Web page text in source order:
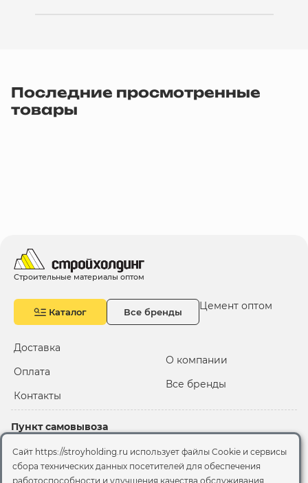
Последние просмотренные
товары
Строительные материалы оптом
Каталог Все бренды Цемент оптом
Доставка
Оплата
Контакты
О компании
Все бренды
Пункт самовывоза
2-й Иртышский проезд,
территория 2А стр.3
Сайт https://stroyholding.ru использует файлы Cookie и сервисы
сбора технических данных посетителей для обеспечения
работоспособности и улучшения качества обслуживания.